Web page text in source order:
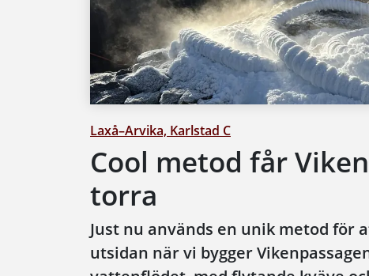
Laxå–Arvika, Karlstad C
Cool metod får
torra
Just nu används en unik metod för
utsidan när vi bygger